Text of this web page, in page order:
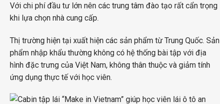
Với chi phí đầu tư lớn nên các trung tâm đào tạo rất cẩn trọng
khi lựa chọn nhà cung cấp.
Thị trường hiện tại xuất hiện các sản phẩm từ Trung Quốc. Sản
phẩm nhập khẩu thường không có hệ thống bài tập với địa
hình đặc trưng của Việt Nam, không thân thuộc và giảm tính
ứng dụng thực tế với học viên.